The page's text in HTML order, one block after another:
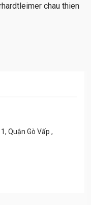
chau thien
Quận Gò Vấp ,